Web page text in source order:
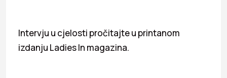
Intervju u cjelosti pročitajte u printanom
izdanju Ladies In magazina.